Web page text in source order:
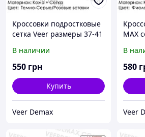
Кроссовки подростковые
сетка Veer размеры 37-41
В наличии
550 грн
Купить
Veer Demax
MAX
В
580
Veer